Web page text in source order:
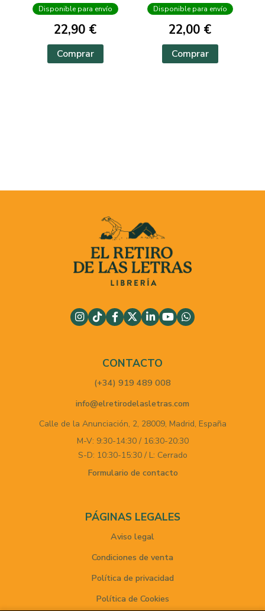
Disponible para envío
22,90 €
Comprar
Disponible para envío
22,00 €
Comprar
CONTACTO
(+34) 919 489 008
info@elretirodelasletras.com
Calle de la Anunciación, 2, 28009, Madrid, España
M-V: 9:30-14:30 / 16:30-20:30
S-D: 10:30-15:30 / L: Cerrado
Formulario de contacto
PÁGINAS LEGALES
Aviso legal
Condiciones de venta
Política de privacidad
Política de Cookies